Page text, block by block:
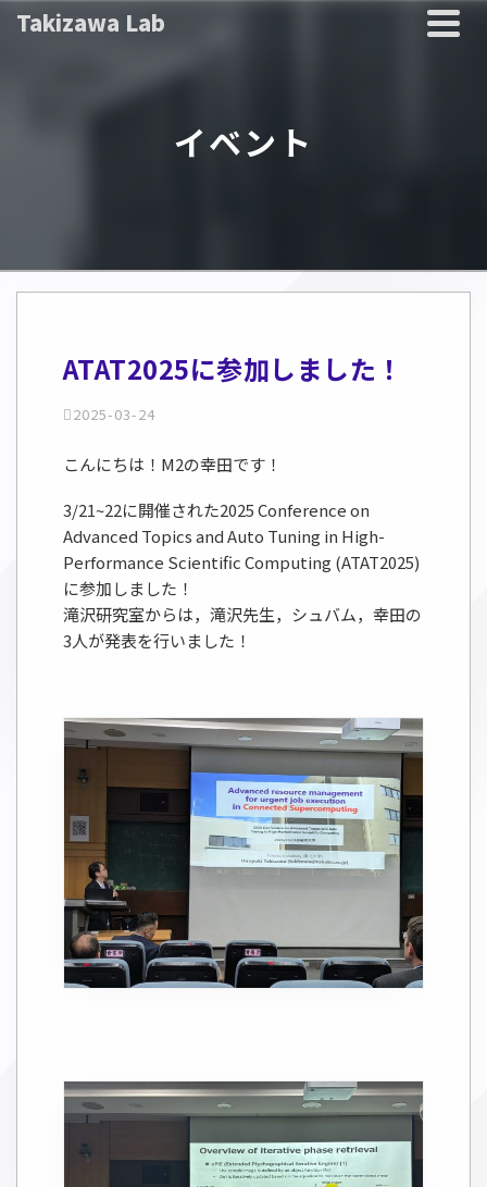
Takizawa Lab
イベント
ATAT2025に参加しました！
2025-03-24
こんにちは！M2の幸田です！
3/21~22に開催された2025 Conference on
Advanced Topics and Auto Tuning in High-
Performance Scientific Computing (ATAT2025)
に参加しました！
滝沢研究室からは，滝沢先生，シュバム，幸田の
3人が発表を行いました！